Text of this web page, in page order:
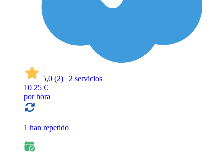
5,0 (2) | 2 servicios
10 25 €
por hora
1 han repetido